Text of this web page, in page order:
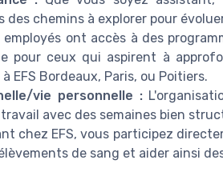
des chemins à explorer pour
ont accès à des
pour ceux qui aspirent à
EFS Bordeaux, Paris, ou Poitiers.
vie personnelle :
avec des semaines bien
chez EFS, vous participez
de sang et aider ainsi